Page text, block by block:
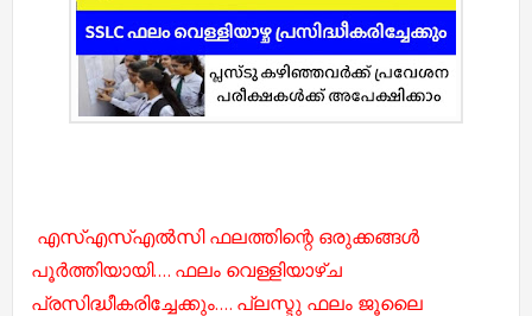
എസ്‌എസ്‌എല്‍സി ഫലത്തിന്റെ ഒരുക്കങ്ങള്‍
പൂര്‍ത്തിയായി.... ഫലം വെള്ളിയാഴ്ച
പ്രസിദ്ധീകരിച്ചേക്കും.... പ്ലസ്ടു ഫലം ജൂലൈ